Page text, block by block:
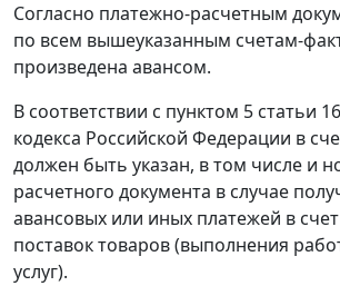
Согласно платежно-расчетным
по всем вышеуказанным счетам-
произведена авансом.
В соответствии с пунктом 5 статьи
кодекса Российской Федерации в
должен быть указан, в том числе и
расчетного документа в случае
авансовых или иных платежей в
поставок товаров (выполнения
услуг).